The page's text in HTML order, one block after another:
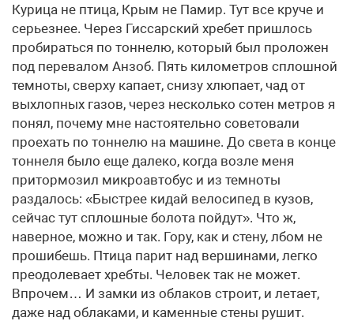
Курица не птица, Крым не Памир. Тут все круче и
серьезнее. Через Гиссарский хребет пришлось
пробираться по тоннелю, который был проложен
под перевалом Анзоб. Пять километров сплошной
темноты, сверху капает, снизу хлюпает, чад от
выхлопных газов, через несколько сотен метров я
понял, почему мне настоятельно советовали
проехать по тоннелю на машине. До света в конце
тоннеля было еще далеко, когда возле меня
притормозил микроавтобус и из темноты
раздалось: «Быстрее кидай велосипед в кузов,
сейчас тут сплошные болота пойдут». Что ж,
наверное, можно и так. Гору, как и стену, лбом не
прошибешь. Птица парит над вершинами, легко
преодолевает хребты. Человек так не может.
Впрочем… И замки из облаков строит, и летает,
даже над облаками, и каменные стены рушит.